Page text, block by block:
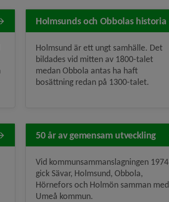
Holmsunds och Obbolas historia
Holmsund är ett ungt samhälle. Det
bildades vid mitten av 1800-talet
medan Obbola antas ha haft
bosättning redan på 1300-talet.
50 år av gemensam utveckling
Vid kommun­samman­slagningen 1974
gick Sävar, Holmsund, Obbola,
Hörnefors och Holmön samman med
Umeå kommun.